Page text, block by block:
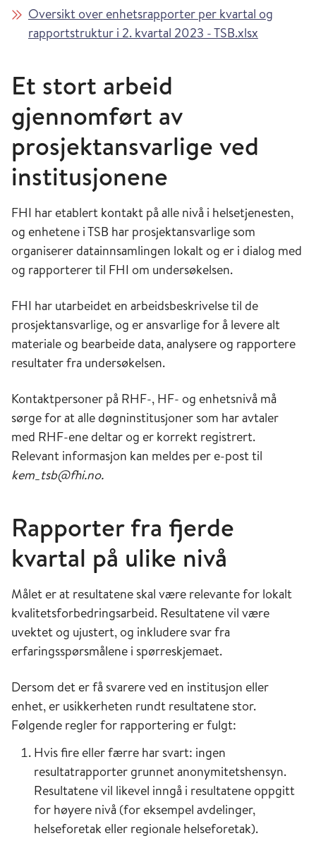
Oversikt over enhetsrapporter per kvartal og
rapportstruktur i 2. kvartal 2023 - TSB.xlsx
Et stort arbeid
gjennomført av
prosjektansvarlige ved
institusjonene
FHI har etablert kontakt på alle nivå i helsetjenesten,
og enhetene i TSB har prosjektansvarlige som
organiserer datainnsamlingen lokalt og er i dialog med
og rapporterer til FHI om undersøkelsen.
FHI har utarbeidet en arbeidsbeskrivelse til de
prosjektansvarlige, og er ansvarlige for å levere alt
materiale og bearbeide data, analysere og rapportere
resultater fra undersøkelsen.
Kontaktpersoner på RHF-, HF- og enhetsnivå må
sørge for at alle døgninstitusjoner som har avtaler
med RHF-ene deltar og er korrekt registrert.
Relevant informasjon kan meldes per e-post til
kem_tsb@fhi.no.
Rapporter fra fjerde
kvartal på ulike nivå
Målet er at resultatene skal være relevante for lokalt
kvalitetsforbedringsarbeid. Resultatene vil være
uvektet og ujustert, og inkludere svar fra
erfaringsspørsmålene i spørreskjemaet.
Dersom det er få svarere ved en institusjon eller
enhet, er usikkerheten rundt resultatene stor.
Følgende regler for rapportering er fulgt:
Hvis fire eller færre har svart: ingen
resultatrapporter grunnet anonymitetshensyn.
Resultatene vil likevel inngå i resultatene oppgitt
for høyere nivå (for eksempel avdelinger,
helseforetak eller regionale helseforetak).